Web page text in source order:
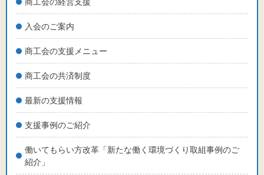
入会のご案内
商工会の支援メニュー
商工会の共済制度
最新の支援情報
支援事例のご紹介
働いてもらい方改革「新たな働く環境づくり取組事例のご
紹介」